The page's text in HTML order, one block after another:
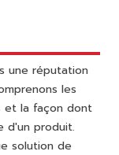
une réputation
les
et la façon dont
d'un produit.
solution de